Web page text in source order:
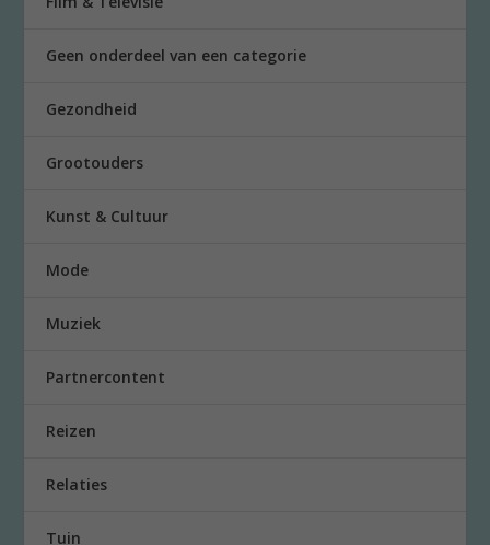
Geen onderdeel van een categorie
Gezondheid
Grootouders
Kunst & Cultuur
Mode
Muziek
Partnercontent
Reizen
Relaties
Tuin